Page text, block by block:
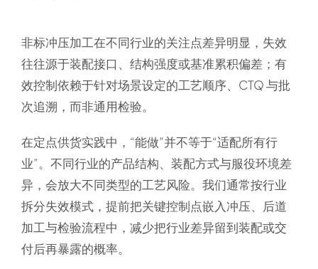
非标冲压加工在不同行业的关注点差异明显，失效
往往源于装配接口、结构强度或基准累积偏差；有
效控制依赖于针对场景设定的工艺顺序、CTQ 与批
次追溯，而非通用检验。
在定点供货实践中，“能做”并不等于“适配所有行
业”。不同行业的产品结构、装配方式与服役环境差
异，会放大不同类型的工艺风险。我们通常按行业
拆分失效模式，提前把关键控制点嵌入冲压、后道
加工与检验流程中，减少把行业差异留到装配或交
付后再暴露的概率。